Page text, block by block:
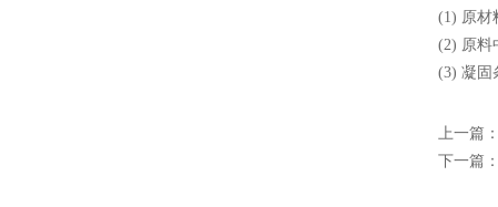
(1) 原材
(2) 原料
(3) 凝固
上一篇：
下一篇：